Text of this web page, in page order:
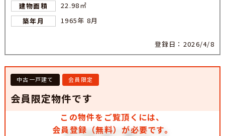
建物面積
22.98㎡
築年月
1965年 8月
登録日：2026/4/8
中古一戸建て 会員限定
会員限定物件です
この物件をご覧頂くには、
会員登録（無料）が必要です。